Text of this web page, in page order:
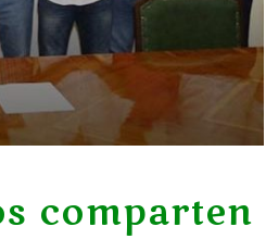
comparten